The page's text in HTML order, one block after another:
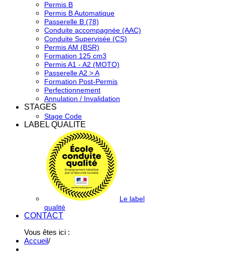
Permis B
Permis B Automatique
Passerelle B (78)
Conduite accompagnée (AAC)
Conduite Supervisée (CS)
Permis AM (BSR)
Formation 125 cm3
Permis A1 - A2 (MOTO)
Passerelle A2 > A
Formation Post-Permis
Perfectionnement
Annulation / Invalidation
STAGES
Stage Code
LABEL QUALITE
Le label
qualité
CONTACT
Vous êtes ici :
Accueil/